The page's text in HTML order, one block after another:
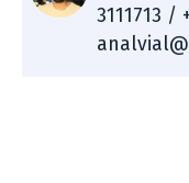
3111713 /